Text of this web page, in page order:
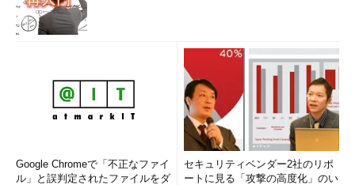
Google Chromeで「不正なファイ
ル」と誤判定されたファイルをダ
セキュリティベンダー2社のリポ
ートに見る「攻撃の高度化」のい